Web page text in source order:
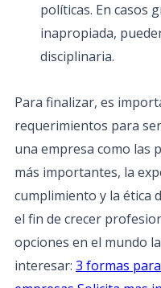
políticas. En casos
inapropiada,
disciplinaria.
Para finalizar, es
requerimientos para
una empresa como las
más importantes, la
cumplimiento y la ética
el fin de crecer
opciones en el mundo
interesar: 3 formas